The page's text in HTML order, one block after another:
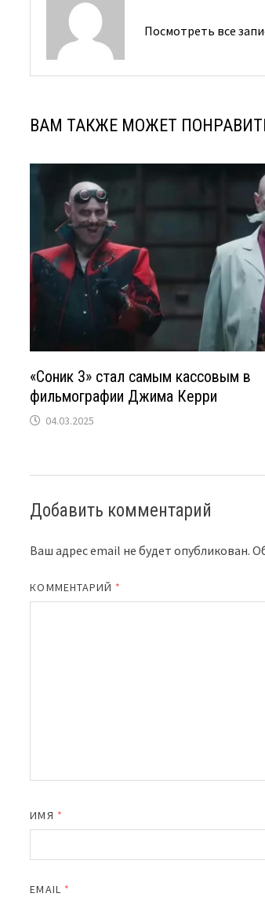
Посмотреть все
ВАМ ТАКЖЕ МОЖЕТ
«Соник 3» стал самым кассовым в
фильмографии Джима Керри
04.03.2025
Добавить комментарий
Ваш адрес email не будет опубликован.
КОММЕНТАРИЙ *
ИМЯ *
EMAIL *